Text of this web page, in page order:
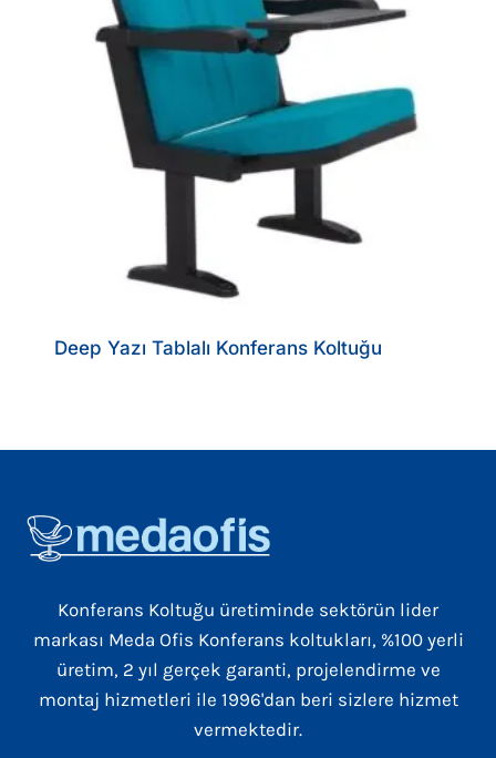
Deep Yazı Tablalı Konferans Koltuğu
Konferans Koltuğu üretiminde sektörün lider
markası Meda Ofis Konferans koltukları, %100 yerli
üretim, 2 yıl gerçek garanti, projelendirme ve
montaj hizmetleri ile 1996'dan beri sizlere hizmet
vermektedir.